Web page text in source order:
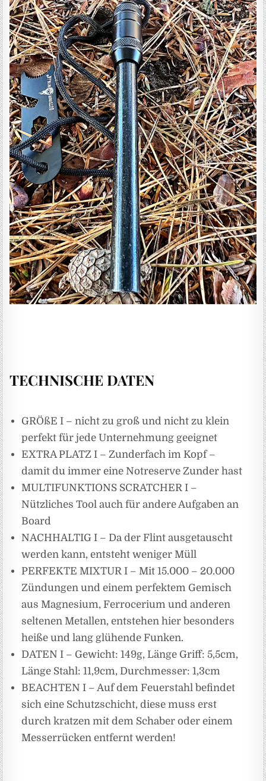
TECHNISCHE DATEN
GRÖßE I – nicht zu groß und nicht zu klein
perfekt für jede Unternehmung geeignet
EXTRA PLATZ I – Zunderfach im Kopf –
damit du immer eine Notreserve Zunder hast
MULTIFUNKTIONS SCRATCHER I –
Nützliches Tool auch für andere Aufgaben an
Board
NACHHALTIG I – Da der Flint ausgetauscht
werden kann, entsteht weniger Müll
PERFEKTE MIXTUR I – Mit 15.000 – 20.000
Zündungen und einem perfektem Gemisch
aus Magnesium, Ferrocerium und anderen
seltenen Metallen, entstehen hier besonders
heiße und lang glühende Funken.
DATEN I – Gewicht: 149g, Länge Griff: 5,5cm,
Länge Stahl: 11,9cm, Durchmesser: 1,3cm
BEACHTEN I – Auf dem Feuerstahl befindet
sich eine Schutzschicht, diese muss erst
durch kratzen mit dem Schaber oder einem
Messerrücken entfernt werden!